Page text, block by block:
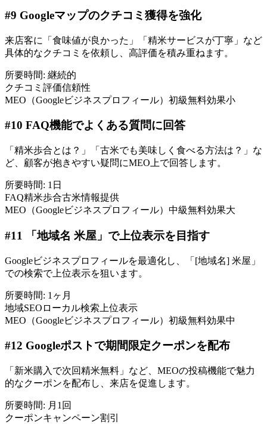
#9 Googleマップのクチコミ獲得を強化
来店客に「食味値が良かった」「精米サービスが丁寧」など
具体的なクチコミを依頼し、高評価を積み重ねます。
所要時間: 継続的
クチコミ 評価信頼性
MEO（Googleビジネスプロフィール） 初級無料効果小
#10 FAQ機能でよくある質問に回答
「精米歩合とは？」「古米でも美味しく食べる方法は？」な
ど、顧客が抱きやすい疑問にMEO上で回答します。
所要時間: 1日
FAQ精米歩合古米情報提供
MEO（Googleビジネスプロフィール） 中級無料効果大
#11 「地域名 米屋」で上位表示を目指す
Googleビジネスプロフィールを最適化し、「[地域名] 米屋」
での検索で上位表示を狙います。
所要時間: 1ヶ月
地域SEO ローカル検索 上位表示
MEO（Googleビジネスプロフィール） 初級無料効果中
#12 Googleポストで期間限定クーポンを配布
「新米購入で次回精米無料」など、MEOの投稿機能で魅力
的なクーポンを配布し、来店を促進します。
所要時間: 月1回
クーポンキャンペーン割引